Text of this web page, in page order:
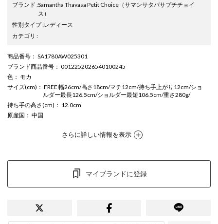
ブランド :Samantha Thavasa Petit Choice （サマンサタバサプチチョイ
ス）
性別タイプ:レディース
カテゴリ :
商品番号 ： SA1780AW025301
ブランド商品番号 ： 0012252026540100245
色 ： モカ
サイズ(cm) ： FREE 幅26cm/高さ18cm/マチ12cm/持ち手上がり12cm/ショ
ルダー最長126.5cm/ショルダー最短106.5cm/重さ280g/
持ち手の高さ(cm) ： 12.0cm
原産国 ： 中国
さらに詳しい情報を表示
マイブランドに登録